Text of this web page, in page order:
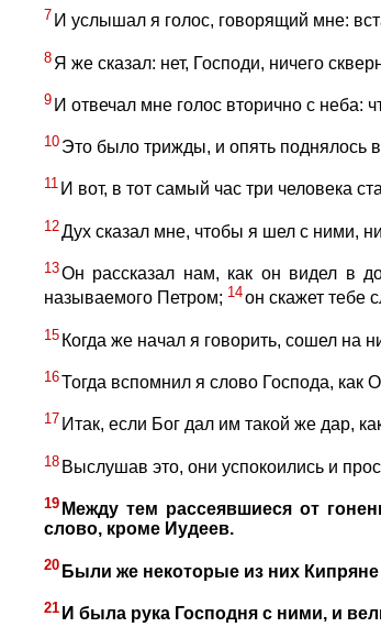
7 И услышал я голос, говорящий мне:
8 Я же сказал: нет, Господи, ничего
9 И отвечал мне голос вторично с неба:
10 Это было трижды, и опять поднялось
11 И вот, в тот самый час три человека
12Дух сказал мне, чтобы я шел с ними,
13Он рассказал нам, как он видел в
называемого Петром; 14он скажет тебе
15 Когда же начал я говорить, сошел на
16Тогда вспомнил я слово Господа,
17 Итак, если Бог дал им такой же дар,
18 Выслушав это, они успокоились и
19 Между тем рассеявшиеся от
слово, кроме Иудеев.
20 Были же некоторые из них
21 И была рука Господня с ними, и